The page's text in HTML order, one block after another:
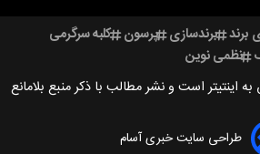
برند برندسازی پرسون کلبه سرگرمی
نظمی نوین
اینتیتر است و نشر مطالب با ذکر منبع بلامانع
طراحی سایت خبری آسام